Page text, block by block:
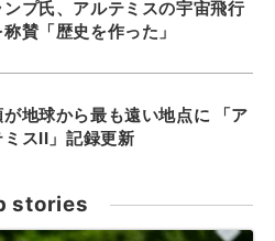
ンプ氏、アルテミスの宇宙飛行
賛「歴史を作った」
が地球から最も遠い地点に 「ア
ミスII」記録更新
stories